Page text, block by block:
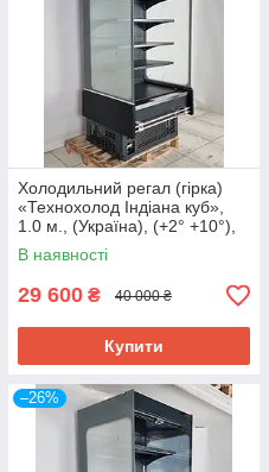
Холодильний регал (гірка)
«Технохолод Індіана куб»,
1.0 м., (Україна), (+2° +10°),
Б/у
В наявності
29 600 ₴ 40 000 ₴
Купити
–26%